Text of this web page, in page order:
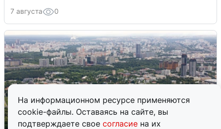
На информационном ресурсе применяются
cookie-файлы. Оставаясь на сайте, вы
подтверждаете свое согласие на их
7 августа 0